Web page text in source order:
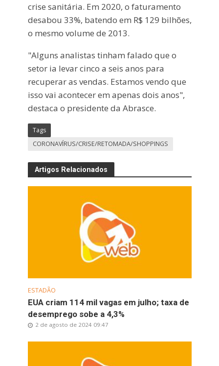
crise sanitária. Em 2020, o faturamento
desabou 33%, batendo em R$ 129 bilhões,
o mesmo volume de 2013.
"Alguns analistas tinham falado que o
setor ia levar cinco a seis anos para
recuperar as vendas. Estamos vendo que
isso vai acontecer em apenas dois anos",
destaca o presidente da Abrasce.
Tags
CORONAVÍRUS/CRISE/RETOMADA/SHOPPINGS
Artigos Relacionados
ESTADÃO
EUA criam 114 mil vagas em julho; taxa de
desemprego sobe a 4,3%
2 de agosto de 2024 09:47